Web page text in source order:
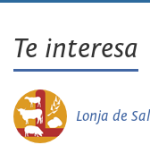
Te interesa
Lonja de